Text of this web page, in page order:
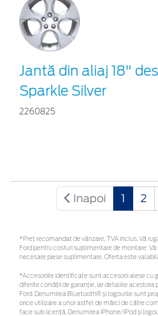
Jantă din aliaj 18"
Sparkle Silver
2260825
Inapoi 1 2
*Preţ recomandat de vânzare, TVA inclus. Vă
Ford pentru costuri suplimentare de montare.
necesare piese suplimentare. Oferta este
*Accesoriile identificate sunt accesorii alese cu
diferite condiții de garanție, iar detaliile acestora
Ford. Denumirea Bluetooth® și logourile sunt
orice utilizare a unor astfel de mărci de către
face sub licență. Denumirea iPhone/iPod și